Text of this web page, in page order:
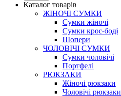
Каталог товарів
ЖІНОЧІ СУМКИ
Сумки жіночі
Сумки крос-боді
Шопери
ЧОЛОВІЧІ СУМКИ
Сумки чоловічі
Портфелі
РЮКЗАКИ
Жіночі рюкзаки
Чоловічі рюкзаки